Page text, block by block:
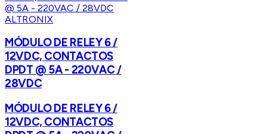
ALTRONIX
MÓDULO DE RELEY 6 /
12VDC, CONTACTOS
DPDT @ 5A - 220VAC /
28VDC
MÓDULO DE RELEY 6 /
12VDC, CONTACTOS